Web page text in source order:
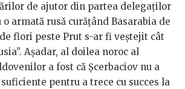
de ajutor din partea delegaților
o armată rusă curățând Basarabia de
flori peste Prut s-ar fi veștejit cât
Așadar, al doilea noroc al
a fost că Șcerbaciov nu a
pentru a trece cu succes la